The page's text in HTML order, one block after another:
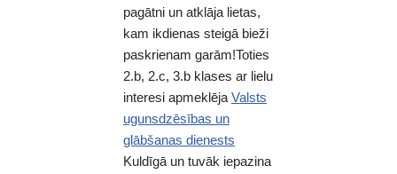
pagātni un atklāja lietas,
kam ikdienas steigā bieži
paskrienam garām!Toties
2.b, 2.c, 3.b klases ar lielu
interesi apmeklēja Valsts
ugunsdzēsības un
glābšanas dienests
Kuldīgā un tuvāk iepazina